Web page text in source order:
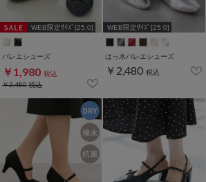
WEB限定ｻｲｽﾞ[25.0]
バレエシューズ
￥1,980 税込
￥2,480税込
WEB限定ｻｲｽﾞ[25.0]
はっ水バレエシューズ
￥2,480 税込